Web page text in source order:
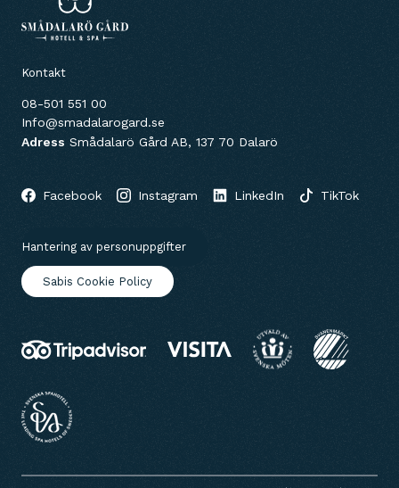
Kontakt
08-501 551 00
Info@smadalarogard.se
Adress Smådalarö Gård AB, 137 70 Dalarö
Facebook Instagram LinkedIn TikTok
Hantering av personuppgifter
Sabis Cookie Policy